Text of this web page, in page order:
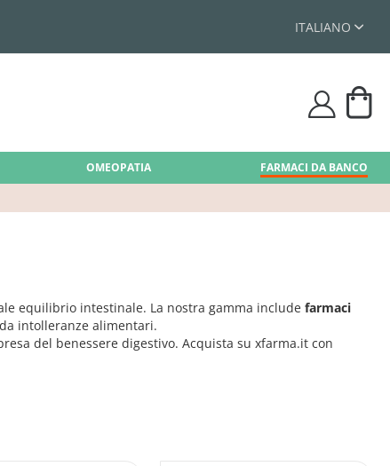
ITALIANO
user
OMEOPATIA FARMACI DA BANCO
equilibrio intestinale. La nostra gamma include farmaci
intolleranze alimentari.
del benessere digestivo. Acquista su xfarma.it con